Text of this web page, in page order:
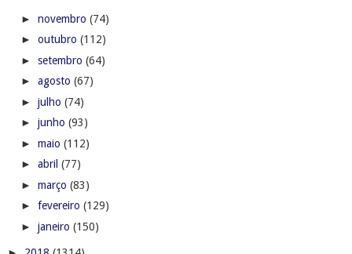
► novembro (74)
► outubro (112)
► setembro (64)
► agosto (67)
► julho (74)
► junho (93)
► maio (112)
► abril (77)
► março (83)
► fevereiro (129)
► janeiro (150)